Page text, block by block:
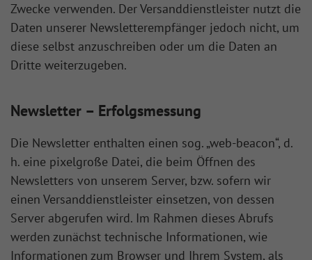
Zwecke verwenden. Der Versanddienstleister nutzt die
Daten unserer Newsletterempfänger jedoch nicht, um
diese selbst anzuschreiben oder um die Daten an
Dritte weiterzugeben.
Newsletter – Erfolgsmessung
Die Newsletter enthalten einen sog. „web-beacon“, d.
h. eine pixelgroße Datei, die beim Öffnen des
Newsletters von unserem Server, bzw. sofern wir
einen Versanddienstleister einsetzen, von dessen
Server abgerufen wird. Im Rahmen dieses Abrufs
werden zunächst technische Informationen, wie
Informationen zum Browser und Ihrem System, als